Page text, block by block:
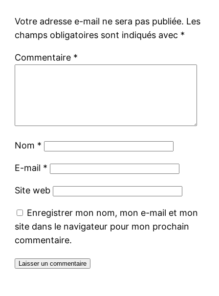
Votre adresse e-mail ne sera pas publiée. Les
champs obligatoires sont indiqués avec *
Commentaire *
Nom *
E-mail *
Site web
Enregistrer mon nom, mon e-mail et mon
site dans le navigateur pour mon prochain
commentaire.